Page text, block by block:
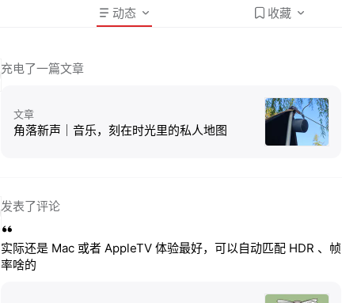
动态 收藏
充电了一篇文章
文章
角落新声｜音乐，刻在时光里的私人地图
发表了评论
实际还是 Mac 或者 AppleTV 体验最好，可以自动匹配 HDR 、帧
率啥的